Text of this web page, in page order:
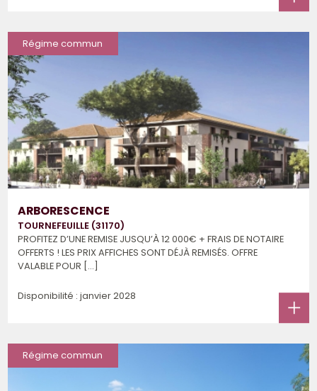
Régime commun
ARBORESCENCE
TOURNEFEUILLE (31170)
PROFITEZ D’UNE REMISE JUSQU’À 12 000€ + FRAIS DE NOTAIRE
OFFERTS ! LES PRIX AFFICHES SONT DÉJÀ REMISÉS. OFFRE
VALABLE POUR [...]
Disponibilité : janvier 2028
Régime commun